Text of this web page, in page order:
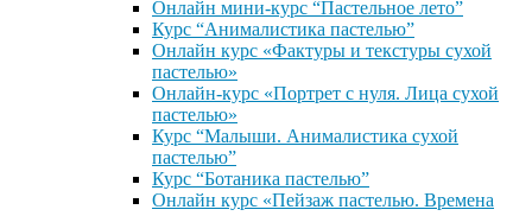
Онлайн мини-курс “Пастельное лето”
Курс “Анималистика пастелью”
Онлайн курс «Фактуры и текстуры сухой
пастелью»
Онлайн-курс «Портрет с нуля. Лица сухой
пастелью»
Курс “Малыши. Анималистика сухой
пастелью”
Курс “Ботаника пастелью”
Онлайн курс «Пейзаж пастелью. Времена